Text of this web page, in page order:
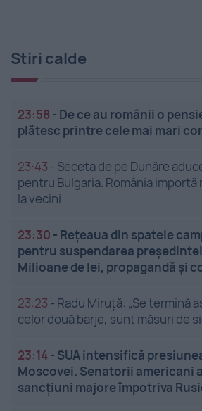
Stiri calde
23:58 - De ce au românii o
plătesc printre cele mai mari
23:43 - Seceta de pe Dunăre
pentru Bulgaria. România importă
la vecini
23:30 - Rețeaua din spatele
pentru suspendarea
Milioane de lei, propagandă și
23:23 - Radu Miruță: „Se termină
celor două barje, sunt măsuri de
23:14- SUA intensifică
Moscovei. Senatorii americani
sancțiuni majore împotriva